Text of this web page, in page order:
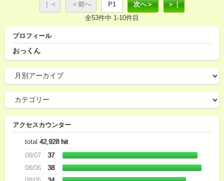
｜＜ ＜前へ P1 次へ＞
＞｜
全53件中 1-10件目
プロフィール
おっくん
アクセスカウンター
total 42,928 hit
08/07
37
08/06
38